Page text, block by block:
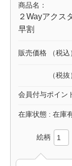
商品名：
２Wayアク
早割
販売価格 （税込
（税抜
会員付与ポイン
在庫状態 : 在庫
絵柄